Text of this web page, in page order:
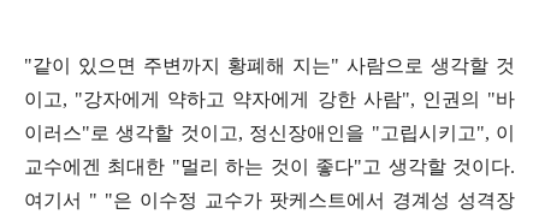
"같이 있으면 주변까지 황폐해 지는" 사람으로 생각할 것
이고, "강자에게 약하고 약자에게 강한 사람", 인권의 "바
이러스" 로 생각할 것이고, 정신장애인을 "고립시키고", 이
교수에겐 최대한 "멀리 하는 것이 좋다"고 생각할 것이다.
여기서 " "은 이수정 교수가 팟케스트에서 경계성 성격장